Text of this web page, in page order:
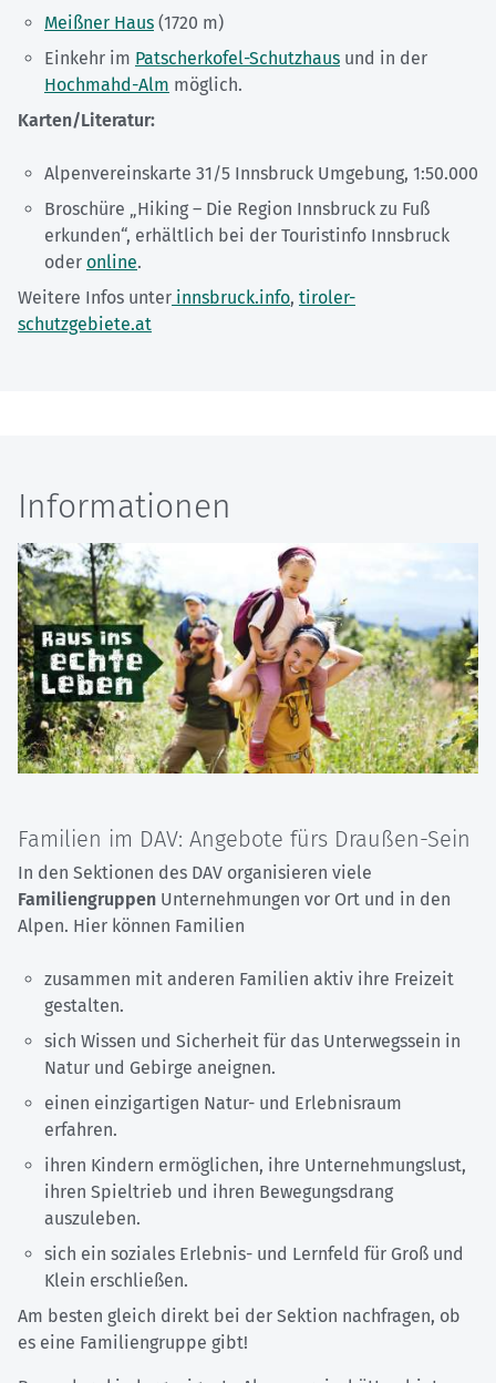
Meißner Haus (1720 m)
Einkehr im Patscherkofel-Schutzhaus und in der
Hochmahd-Alm möglich.
Karten/Literatur:
Alpenvereinskarte 31/5 Innsbruck Umgebung, 1:50.000
Broschüre „Hiking – Die Region Innsbruck zu Fuß
erkunden“, erhältlich bei der Touristinfo Innsbruck
oder online.
Weitere Infos unter innsbruck.info, tiroler-
schutzgebiete.at
Informationen
Familien im DAV: Angebote fürs Draußen-Sein
In den Sektionen des DAV organisieren viele
Familiengruppen Unternehmungen vor Ort und in den
Alpen. Hier können Familien
zusammen mit anderen Familien aktiv ihre Freizeit
gestalten.
sich Wissen und Sicherheit für das Unterwegssein in
Natur und Gebirge aneignen.
einen einzigartigen Natur- und Erlebnisraum
erfahren.
ihren Kindern ermöglichen, ihre Unternehmungslust,
ihren Spieltrieb und ihren Bewegungsdrang
auszuleben.
sich ein soziales Erlebnis- und Lernfeld für Groß und
Klein erschließen.
Am besten gleich direkt bei der Sektion nachfragen, ob
es eine Familiengruppe gibt!